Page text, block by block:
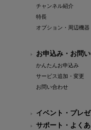
チャンネル紹介
特長
オプション・周辺機器
お申込み・お問
かんたんお申込み
サービス追加・変更
お問い合わせ
イベント・プレゼ
サポート・よく